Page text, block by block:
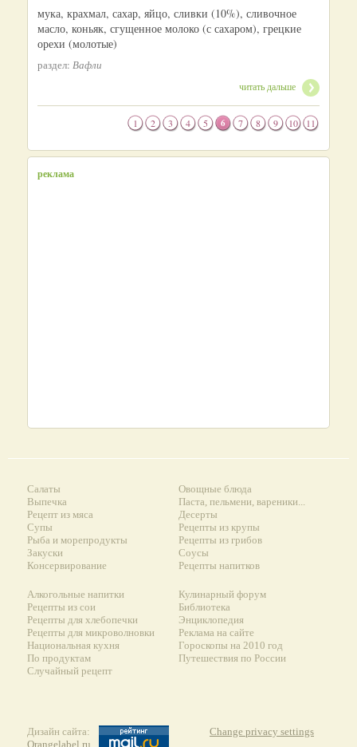
мука, крахмал, сахар, яйцо, сливки (10%), сливочное
масло, коньяк, сгущенное молоко (с сахаром), грецкие
орехи (молотые)
раздел: Вафли
читать дальше
1 2 3 4 5 6 7 8 9 10 11
реклама
Салаты
Выпечка
Рецепт из мяса
Супы
Рыба и морепродукты
Закуски
Консервирование
Овощные блюда
Паста, пельмени, вареники...
Десерты
Рецепты из крупы
Рецепты из грибов
Соусы
Рецепты напитков
Алкогольные напитки
Рецепты из сои
Рецепты для хлебопечки
Рецепты для микроволновки
Национальная кухня
По продуктам
Случайный рецепт
Кулинарный форум
Библиотека
Энциклопедия
Реклама на сайте
Гороскопы на 2010 год
Путешествия по России
Дизайн сайта:
Orangelabel.ru
Change privacy settings